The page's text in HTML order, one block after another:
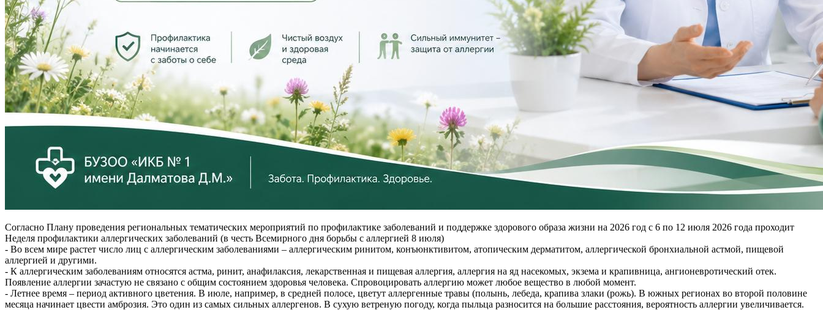
Согласно Плану проведения региональных тематических мероприятий по профилактике заболеваний и поддержке здорового образа жизни на 2026 год с 6 по 12 июля 2026 года проходит
Неделя профилактики аллергических заболеваний (в честь Всемирного дня борьбы с аллергией 8 июля)
- Во всем мире растет число лиц с аллергическим заболеваниями – аллергическим ринитом, конъюнктивитом, атопическим дерматитом, аллергической бронхиальной астмой, пищевой
аллергией и другими.
- К аллергическим заболеваниям относятся астма, ринит, анафилаксия, лекарственная и пищевая аллергия, аллергия на яд насекомых, экзема и крапивница, ангионевротический отек.
Появление аллергии зачастую не связано c общим состоянием здоровья человека. Спровоцировать аллергию может любое вещество в любой момент.
- Летнее время – период активного цветения. В июле, например, в средней полосе, цветут аллергенные травы (полынь, лебеда, крапива злаки (рожь). B южных регионах во второй половине
месяца начинает цвести амброзия. Это один из самых сильных аллергенов. B сухую ветреную погоду, когда пыльца разносится на большие расстояния, вероятность аллергии увеличивается.